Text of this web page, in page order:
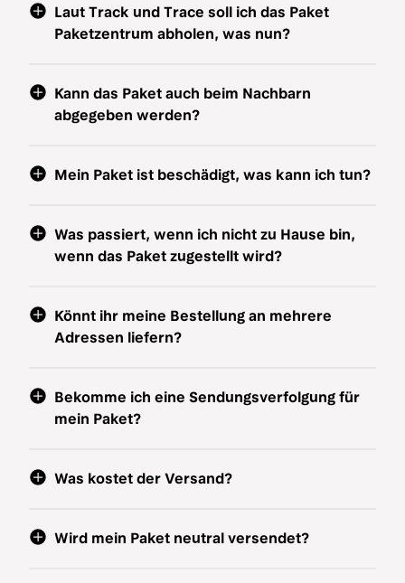
Laut Track und Trace soll ich das Paket
Paketzentrum abholen, was nun?
Kann das Paket auch beim Nachbarn
abgegeben werden?
Mein Paket ist beschädigt, was kann ich tun?
Was passiert, wenn ich nicht zu Hause bin,
wenn das Paket zugestellt wird?
Könnt ihr meine Bestellung an mehrere
Adressen liefern?
Bekomme ich eine Sendungsverfolgung für
mein Paket?
Was kostet der Versand?
Wird mein Paket neutral versendet?